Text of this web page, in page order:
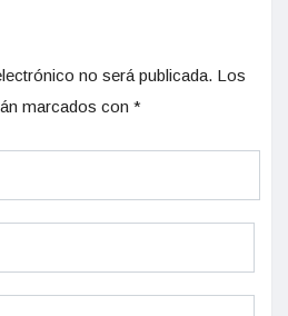
no será publicada. Los
marcados con *